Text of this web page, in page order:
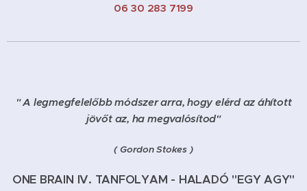
06 30 283 7199
" A legmegfelelőbb módszer arra, hogy elérd az áhított
jövőt az, ha megvalósítod"
( Gordon Stokes )
ONE BRAIN IV. TANFOLYAM - HALADÓ "EGY AGY"